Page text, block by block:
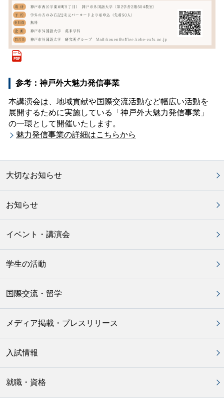
参考：神戸外大魅力発信事業
本講演会は、地域貢献や国際交流活動など幅広い活動を
展開するために実施している「神戸外大魅力発信事業」
の一環として開催いたします。
魅力発信事業の詳細はこちらから
大切なお知らせ
お知らせ
イベント・講演会
学生の活動
国際交流・留学
メディア掲載・プレスリリース
入試情報
就職・資格